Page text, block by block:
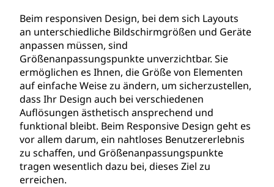
Beim responsiven Design, bei dem sich Layouts
an unterschiedliche Bildschirmgrößen und Geräte
anpassen müssen, sind
Größenanpassungspunkte unverzichtbar. Sie
ermöglichen es Ihnen, die Größe von Elementen
auf einfache Weise zu ändern, um sicherzustellen,
dass Ihr Design auch bei verschiedenen
Auflösungen ästhetisch ansprechend und
funktional bleibt. Beim Responsive Design geht es
vor allem darum, ein nahtloses Benutzererlebnis
zu schaffen, und Größenanpassungspunkte
tragen wesentlich dazu bei, dieses Ziel zu
erreichen.